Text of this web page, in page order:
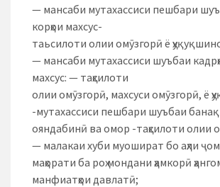
— мансаби мутахассиси пешбари
корҳои махсус-
таьсилоти олии омӯзгорӣ ё
— мансаби мутахассиси шуъбаи
махсус: — таҳсилоти
олии омӯзгорӣ, махсуси омӯзгорӣ, ё
-мутахассиси пешбари шуъбаи
ояндабинӣ ва омор -таҳсилоти олии
— малакаи хуби муошират бо аҳли
маҳорати ба роҳ мондани ҳамкорӣ
манфиатҳои давлатӣ;